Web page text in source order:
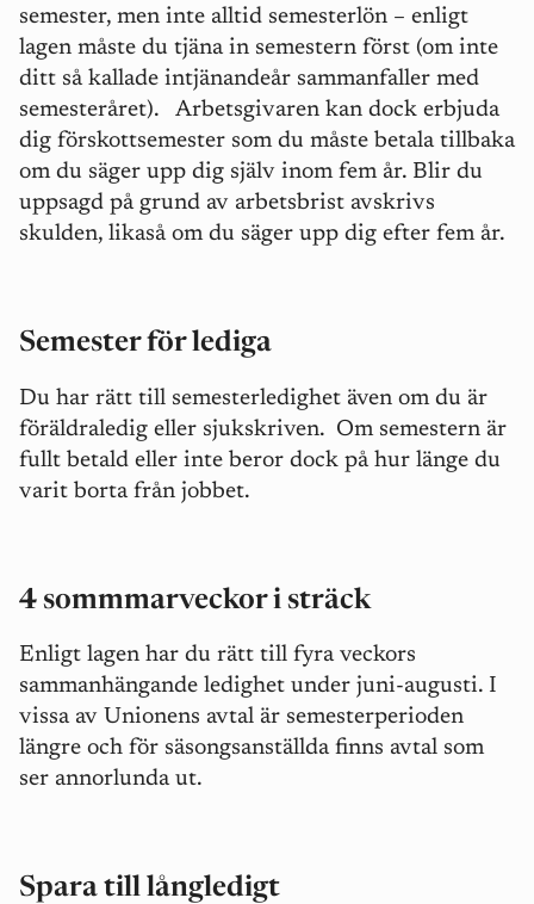
semester, men inte alltid semesterlön – enligt
lagen måste du tjäna in semestern först (om inte
ditt så kallade intjänandeår sammanfaller med
semesteråret).
Arbetsgivaren kan dock erbjuda
dig förskottsemester som du måste betala tillbaka
om du säger upp dig själv inom fem år. Blir du
uppsagd på grund av arbetsbrist avskrivs
skulden, likaså om du säger upp dig efter fem år.
Semester för lediga
Du har rätt till semesterledighet även om du är
föräldraledig eller sjukskriven. Om semestern är
fullt betald eller inte beror dock på hur länge du
varit borta från jobbet.
4 sommmarveckor i sträck
Enligt lagen har du rätt till fyra veckors
sammanhängande ledighet under juni-augusti. I
vissa av Unionens avtal är semesterperioden
längre och för säsongsanställda finns avtal som
ser annorlunda ut.
Spara till långledigt